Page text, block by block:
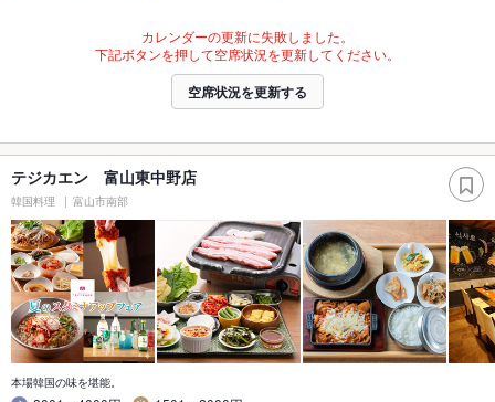
カレンダーの更新に失敗しました。
下記ボタンを押して空席状況を更新してください。
空席状況を更新する
テジカエン 富山東中野店
韓国料理 富山市南部
本場韓国の味を堪能。